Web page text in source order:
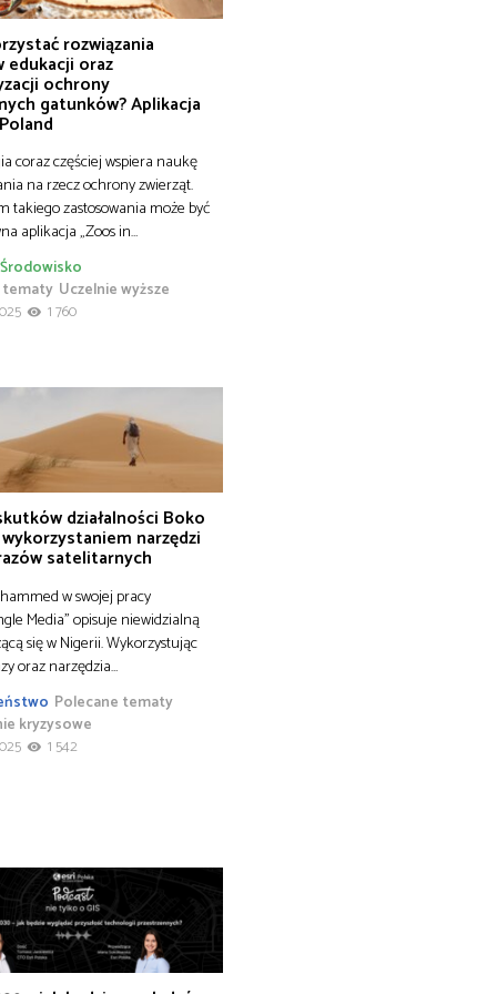
rozwiązania
edukacji oraz
ochrony
gatunków? Aplikacja
coraz częściej wspiera naukę
na rzecz ochrony zwierząt.
takiego zastosowania może być
aplikacja „Zoos in…
tematy
Środowisko
Uczelnie wyższe
1 760
działalności Boko
narzędzi
satelitarnych
w swojej pracy
Media” opisuje niewidzialną
się w Nigerii. Wykorzystując
oraz narzędzia…
Polecane tematy
kryzysowe
1 542